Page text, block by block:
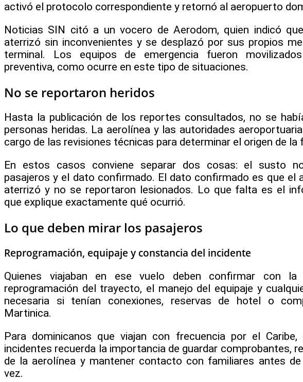
activó el protocolo correspondiente y retornó al aeropuerto
Noticias SIN citó a un vocero de Aerodom, quien indicó
aterrizó sin inconvenientes y se desplazó por sus propios
terminal. Los equipos de emergencia fueron
preventiva, como ocurre en este tipo de situaciones.
No se reportaron heridos
Hasta la publicación de los reportes consultados, no se
personas heridas. La aerolínea y las autoridades
cargo de las revisiones técnicas para determinar el origen de la
En estos casos conviene separar dos cosas: el susto
pasajeros y el dato confirmado. El dato confirmado es que el
aterrizó y no se reportaron lesionados. Lo que falta es el
que explique exactamente qué ocurrió.
Lo que deben mirar los pasajeros
Reprogramación, equipaje y constancia del incidente
Quienes viajaban en ese vuelo deben confirmar con la
reprogramación del trayecto, el manejo del equipaje y
necesaria si tenían conexiones, reservas de hotel o
Martinica.
Para dominicanos que viajan con frecuencia por el
incidentes recuerda la importancia de guardar comprobantes,
de la aerolínea y mantener contacto con familiares antes
vez.